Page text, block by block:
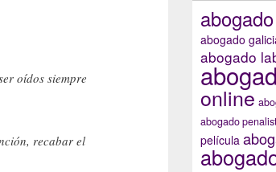
oídos siempre
recabar el
abogado
abogado
abogado
online
abogado
película